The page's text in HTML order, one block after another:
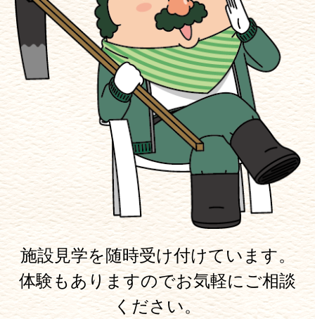
施設見学を随時受け付けています。
体験もありますのでお気軽にご相談
ください。